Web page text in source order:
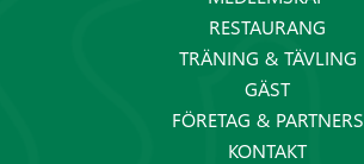
RESTAURANG
TRÄNING & TÄVLING
GÄST
FÖRETAG & PARTNERS
KONTAKT